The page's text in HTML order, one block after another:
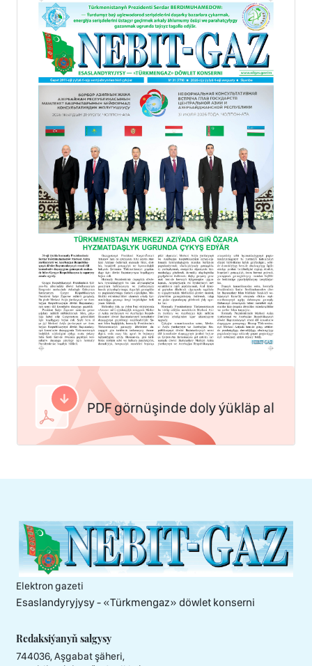
PDF görnüşinde doly ýükläp al
Elektron gazeti
Esaslandyryjysy - «Тürkmengaz» döwlet konserni
Redaksiýanyň salgysy
744036, Aşgabat şäheri,